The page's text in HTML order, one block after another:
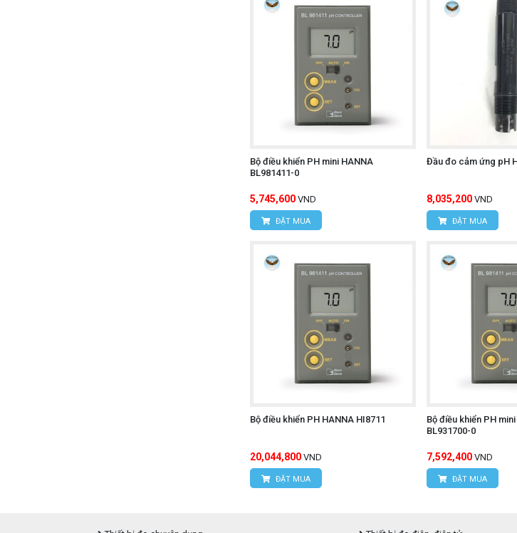
Bộ điều khiển PH mini HANNA
BL981411-0
5,745,600 VND
ĐẶT MUA
Đầu đo cảm ứng pH
8,035,200 VND
ĐẶT MUA
Bộ điều khiển PH HANNA HI8711
20,044,800 VND
ĐẶT MUA
Bộ điều khiển PH
BL931700-0
7,592,400 VND
ĐẶT MUA